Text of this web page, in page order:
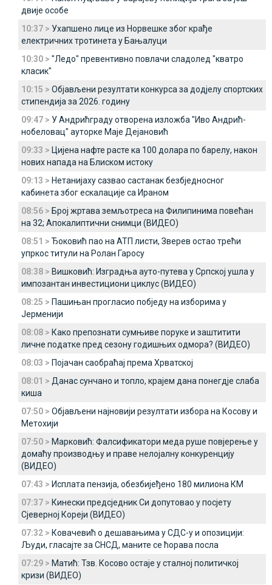
двије особе
10:37 > Ухапшено лице из Норвешке због крађе
електричних тротинета у Бањалуци
10:30 > "Ледо" превентивно повлачи сладолед "кватро
класик"
10:15 > Објављени резултати конкурса за додјелу спортских
стипендија за 2026. годину
09:47 > У Андрићграду отворена изложба "Иво Андрић-
нобеловац" ауторке Маје Дејановић
09:33 > Цијена нафте расте ка 100 долара по барелу, након
нових напада на Блиском истоку
09:13 > Нетанијаху сазвао састанак безбједносног
кабинета због ескалације са Ираном
08:56 > Број жртава земљотреса на Филипинима повећан
на 32; Апокалиптични снимци (ВИДЕО)
08:51 > Ђоковић пао на АТП листи, Зверев остао трећи
упркос титули на Ролан Гаросу
08:38 > Вишковић: Изградња ауто-путева у Српској ушла у
импозантан инвестициони циклус (ВИДЕО)
08:25 > Пашињан прогласио побједу на изборима у
Јерменији
08:08 > Како препознати сумњиве поруке и заштитити
личне податке пред сезону годишњих одмора? (ВИДЕО)
08:03 > Појачан саобраћај према Хрватској
08:01 > Данас сунчано и топло, крајем дана понегдје слаба
киша
07:50 > Објављени најновији резултати избора на Косову и
Метохији
07:50 > Марковић: Фалсификатори меда руше повјерење у
домаћу производњу и праве нелојалну конкуренцију
(ВИДЕО)
07:43 > Исплата пензија, обезбијеђено 180 милиона КМ
07:37 > Кинески предсједник Си допутовао у посјету
Сјеверној Кореји (ВИДЕО)
07:32 > Ковачевић о дешавањима у СДС-у и опозицији:
Људи, гласајте за СНСД, маните се ћорава посла
07:29 > Матић: Тзв. Косово остаје у сталној политичкој
кризи (ВИДЕО)